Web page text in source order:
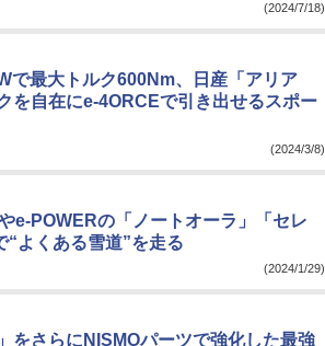
(2024/7/18)
で最大トルク600Nm、日産「アリア
を自在にe-4ORCEで引き出せるスポー
(2024/3/8)
e-POWERの「ノートオーラ」「セレ
“よくある雪道”を走る
(2024/1/29)
をさらにNISMOパーツで強化した最強